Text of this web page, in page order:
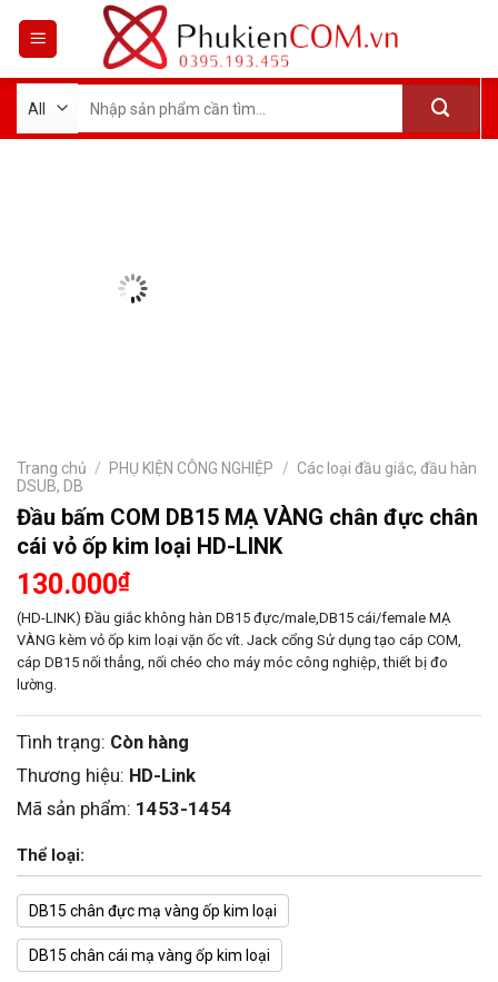
kiếm:
Trang chủ / PHỤ KIỆN CÔNG NGHIỆP / Các loại đầu giắc, đầu hàn
DSUB, DB
Đầu bấm COM DB15 MẠ VÀNG chân đực chân
cái vỏ ốp kim loại HD-LINK
130.000₫
(HD-LINK) Đầu giắc không hàn DB15 đực/male,DB15 cái/female MẠ
VÀNG kèm vỏ ốp kim loại vặn ốc vít. Jack cổng Sử dụng tạo cáp COM,
cáp DB15 nối thẳng, nối chéo cho máy móc công nghiệp, thiết bị đo
lường.
Tình trạng: Còn hàng
Thương hiệu: HD-Link
Mã sản phẩm: 1453-1454
Thể loại:
DB15 chân đực mạ vàng ốp kim loại
DB15 chân cái mạ vàng ốp kim loại